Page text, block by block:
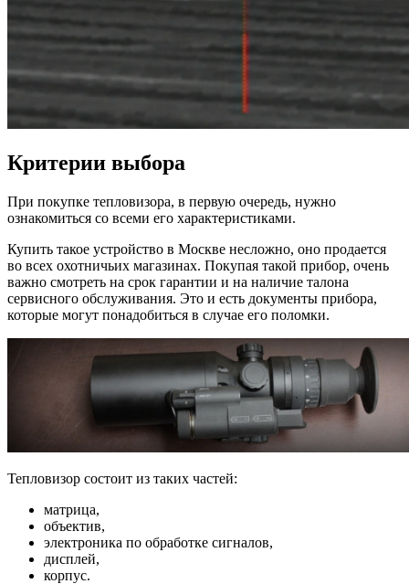
Критерии выбора
При покупке тепловизора, в первую очередь, нужно
ознакомиться со всеми его характеристиками.
Купить такое устройство в Москве несложно, оно продается
во всех охотничьих магазинах. Покупая такой прибор, очень
важно смотреть на срок гарантии и на наличие талона
сервисного обслуживания. Это и есть документы прибора,
которые могут понадобиться в случае его поломки.
Тепловизор состоит из таких частей:
матрица,
объектив,
электроника по обработке сигналов,
дисплей,
корпус.